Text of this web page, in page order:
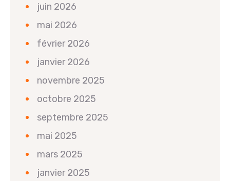
juin 2026
mai 2026
février 2026
janvier 2026
novembre 2025
octobre 2025
septembre 2025
mai 2025
mars 2025
janvier 2025